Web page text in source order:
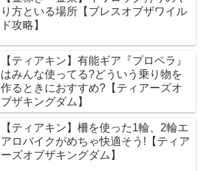
り方といる場所【ブレスオブザワイル
ド攻略】
【ティアキン】有能ギア『プロペラ』
はみんな使ってる?どういう乗り物を
作るときにおすすめ?【ティアーズオ
ブザキングダム】
【ティアキン】柵を使った1輪、2輪エ
アロバイクがめちゃ快適そう!【ティア
ーズオブザキングダム】